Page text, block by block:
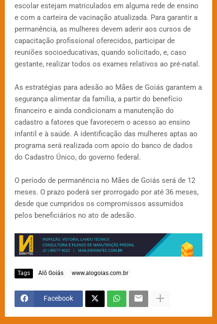
escolar estejam matriculados em alguma rede de ensino
e com a carteira de vacinação atualizada. Para garantir a
permanência, as mulheres devem aderir aos cursos de
capacitação profissional oferecidos, participar de
reuniões socioeducativas, quando solicitado, e, caso
gestante, realizar todos os exames relativos ao pré-natal.
As estratégias para adesão ao Mães de Goiás garantem a
segurança alimentar da família, a partir do benefício
financeiro e ainda condicionam a manutenção do
cadastro a fatores que favorecem o acesso ao ensino
infantil e à saúde. A identificação das mulheres aptas ao
programa será realizada com apoio do banco de dados
do Cadastro Único, do governo federal.
O período de permanência no Mães de Goiás será de 12
meses. O prazo poderá ser prorrogado por até 36 meses,
desde que cumpridos os compromissos assumidos
pelos beneficiários no ato de adesão.
Tags Alô Goiás www.alogoias.com.br
Facebook